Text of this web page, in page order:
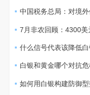
7月非农回顾：4300美
什么信号代表该降低白
白银和黄金哪个对抗危
如何用白银构建防御型